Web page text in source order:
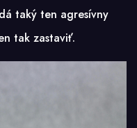
taký ten agresívny
tak zastaviť.